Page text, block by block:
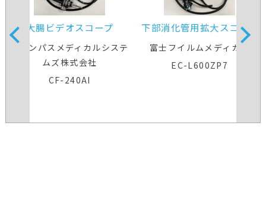
大腸ビデオスコープ
オリンパスメディカルシステ
ムズ株式会社
CF-240AI
下部消化管用拡大スコープ
富士フイルムメディカル
EC-L600ZP7